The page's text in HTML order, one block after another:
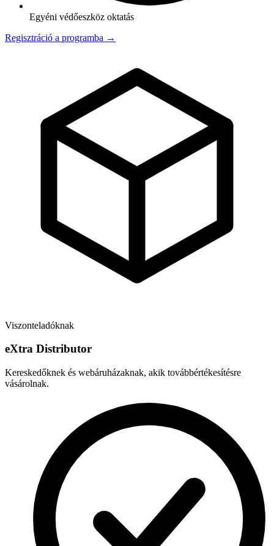
Egyéni védőeszköz oktatás
Regisztráció a programba →
Viszonteladóknak
eXtra Distributor
Kereskedőknek és webáruházaknak, akik továbbértékesítésre
vásárolnak.